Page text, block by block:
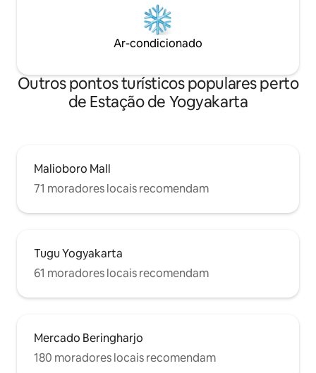
Ar-condicionado
Outros pontos turísticos populares perto
de Estação de Yogyakarta
Malioboro Mall
71 moradores locais recomendam
Tugu Yogyakarta
61 moradores locais recomendam
Mercado Beringharjo
180 moradores locais recomendam